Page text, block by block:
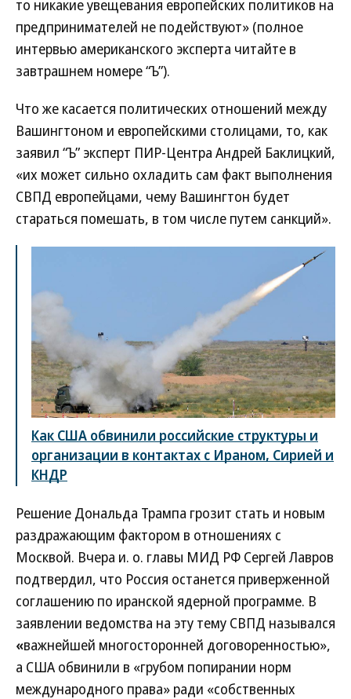
то никакие увещевания европейских политиков на
предпринимателей не подействуют» (полное
интервью американского эксперта читайте в
завтрашнем номере “Ъ”).
Что же касается политических отношений между
Вашингтоном и европейскими столицами, то, как
заявил “Ъ” эксперт ПИР-Центра Андрей Баклицкий,
«их может сильно охладить сам факт выполнения
СВПД европейцами, чему Вашингтон будет
стараться помешать, в том числе путем санкций».
Как США обвинили российские структуры и
организации в контактах с Ираном, Сирией и
КНДР
Решение Дональда Трампа грозит стать и новым
раздражающим фактором в отношениях с
Москвой. Вчера и. о. главы МИД РФ Сергей Лавров
подтвердил, что Россия останется приверженной
соглашению по иранской ядерной программе. В
заявлении ведомства на эту тему СВПД назывался
«важнейшей многосторонней договоренностью»,
а США обвинили в «грубом попирании норм
международного права» ради «собственных